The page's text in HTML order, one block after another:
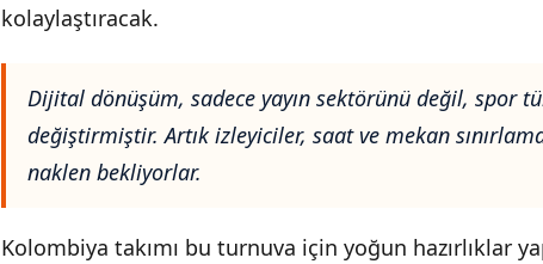
kolaylaştıracak.
Dijital dönüşüm, sadece yayın sektörünü değil, spor
değiştirmiştir. Artık izleyiciler, saat ve mekan
naklen bekliyorlar.
Kolombiya takımı bu turnuva için yoğun hazırlıklar